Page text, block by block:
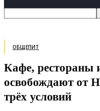
ОБЩЕПИТ
Кафе, рестораны
освобождают от
трёх условий